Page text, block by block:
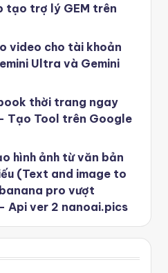
tạo trợ lý GEM trên
video cho tài khoản
Ultra và Gemini
thời trang ngay
Tạo Tool trên Google
hình ảnh từ văn bản
(Text and image to
pro vượt
Api ver 2 nanoai.pics